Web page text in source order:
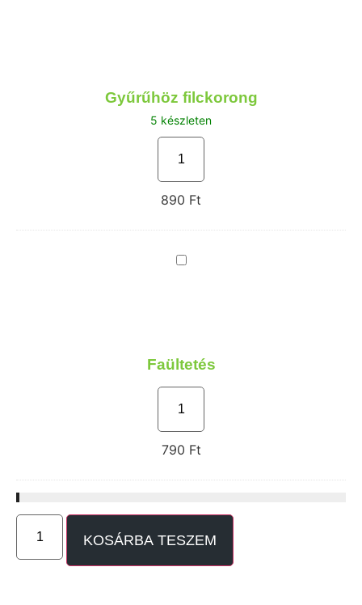
filckorong
Gyűrűhöz filckorong
5 készleten
890 Ft
Faültetés
Faültetés
790 Ft
KOSÁRBA TESZEM